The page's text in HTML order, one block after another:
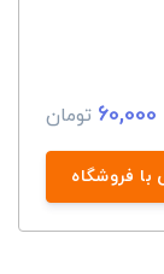
60,000 تومان
با فروشگاه